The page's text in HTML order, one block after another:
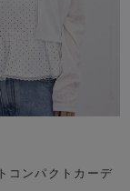
コンパクトカーデ